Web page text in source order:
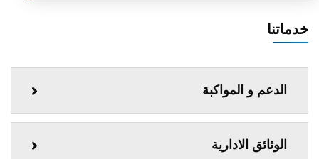
خدماتنا
الدعم و المواكبة
الوثائق الادارية